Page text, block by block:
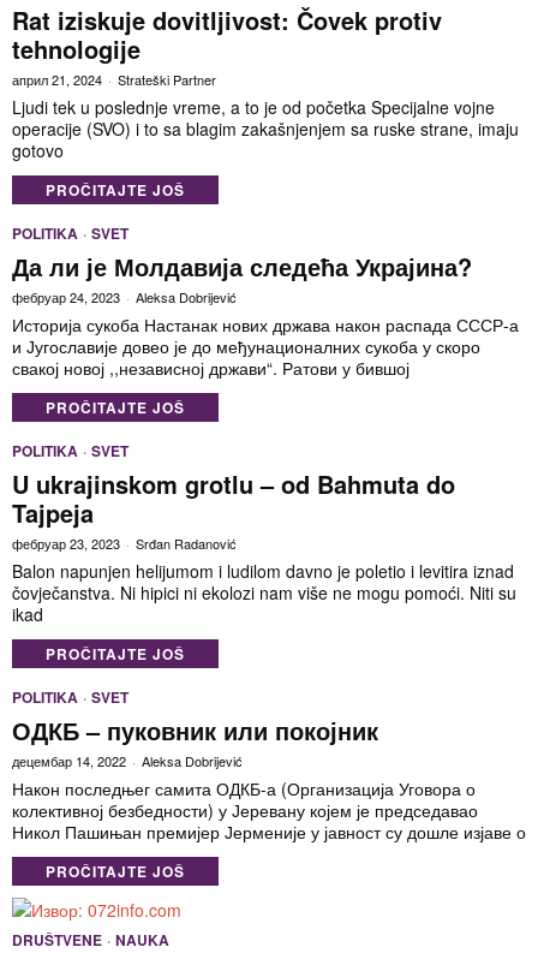
Rat iziskuje dovitljivost: Čovek protiv
tehnologije
април 21, 2024 Strateški Partner
Ljudi tek u poslednje vreme, a to je od početka Specijalne vojne
operacije (SVO) i to sa blagim zakašnjenjem sa ruske strane, imaju
gotovo
PROČITAJTE JOŠ
POLITIKA · SVET
Да ли је Молдавија следећа Украјина?
фебруар 24, 2023 Aleksa Dobrijević
Историја сукоба Настанак нових држава након распада СССР-а
и Југославије довео је до међунационалних сукоба у скоро
свакој новој ,,независној држави“. Ратови у бившој
PROČITAJTE JOŠ
POLITIKA · SVET
U ukrajinskom grotlu – od Bahmuta do
Tajpeja
фебруар 23, 2023 Srđan Radanović
Balon napunjen helijumom i ludilom davno je poletio i levitira iznad
čovječanstva. Ni hipici ni ekolozi nam više ne mogu pomoći. Niti su
ikad
PROČITAJTE JOŠ
POLITIKA · SVET
ОДКБ – пуковник или покојник
децембар 14, 2022 Aleksa Dobrijević
Након последњег самита ОДКБ-а (Организација Уговора о
колективној безбедности) у Јеревану којем је председавао
Никол Пашињан премијер Јерменије у јавност су дошле изјаве о
PROČITAJTE JOŠ
DRUŠTVENE · NAUKA